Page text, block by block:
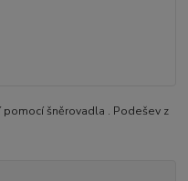
šněrovadla . Podešev z